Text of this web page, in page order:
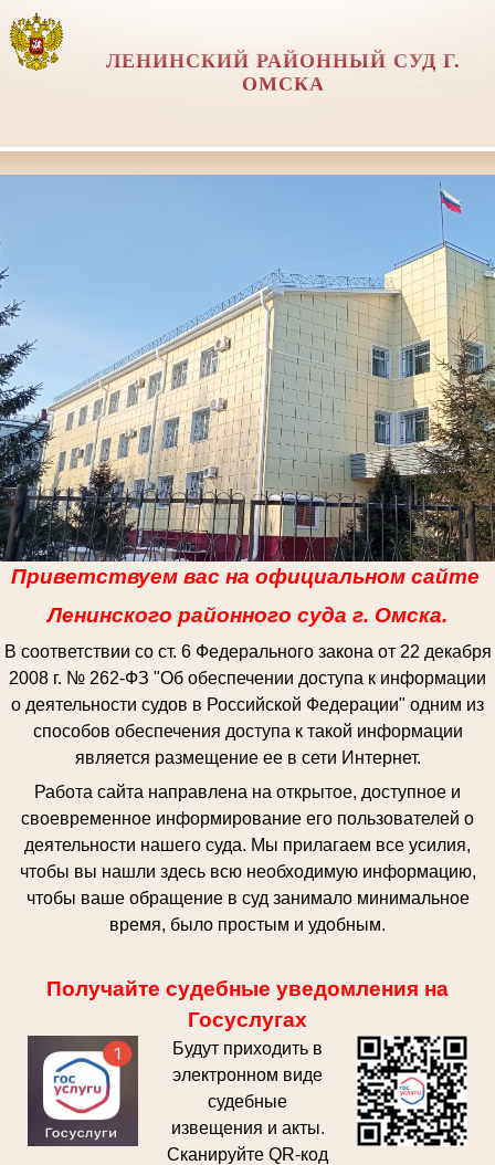
ЛЕНИНСКИЙ РАЙОННЫЙ СУД Г.
ОМСКА
Приветствуем вас на официальном сайте
Ленинского районного суда г. Омска.
В соответствии со ст. 6 Федерального закона от 22 декабря
2008 г. № 262-ФЗ "Об обеспечении доступа к информации
о деятельности судов в Российской Федерации" одним из
способов обеспечения доступа к такой информации
является размещение ее в сети Интернет.
Работа сайта направлена на открытое, доступное и
своевременное информирование его пользователей о
деятельности нашего суда. Мы прилагаем все усилия,
чтобы вы нашли здесь всю необходимую информацию,
чтобы ваше обращение в суд занимало минимальное
время, было простым и удобным.
Получайте судебные уведомления на
Госуслугах
Будут приходить в
электронном виде
судебные
извещения и акты.
Сканируйте QR-код